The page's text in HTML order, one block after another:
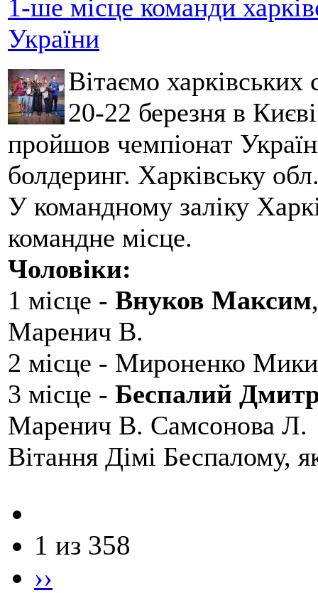
1-ше місце команди
України
Вітаємо
20-22 березня в
пройшов чемпіонат
болдеринг. Харківську
У командному заліку
командне місце.
Чоловіки:
1 місце - Внуков Максим
Маренич В.
2 місце - Мироненко
3 місце - Беспалий
Маренич В. Самсонова Л.
Вітання Дімі Беспалому,
1 из 358
››